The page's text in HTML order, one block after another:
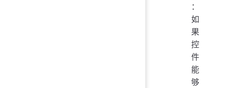
：
如
果
控
件
能
够